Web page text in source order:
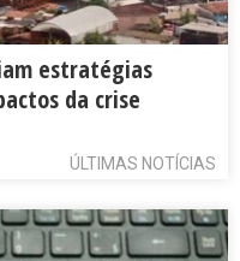
estratégias
da crise
ÚLTIMAS NOTÍCIAS